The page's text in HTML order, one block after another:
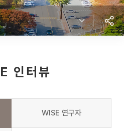
인터뷰
WISE 연구자